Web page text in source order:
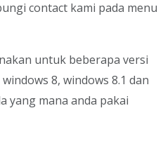
contact kami pada menu
untuk beberapa versi
8, windows 8.1 dan
yang mana anda pakai